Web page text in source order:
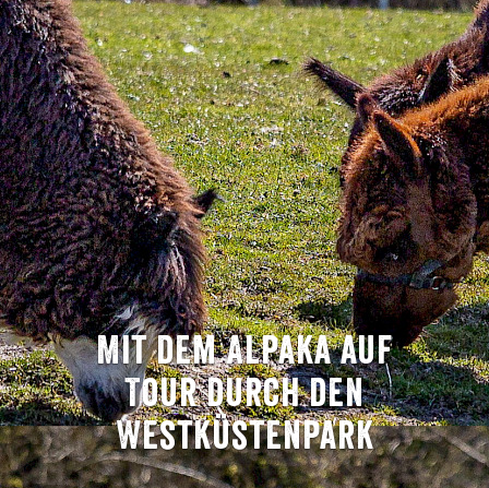
Mit dem Alpaka auf
Tour durch den
Westküstenpark